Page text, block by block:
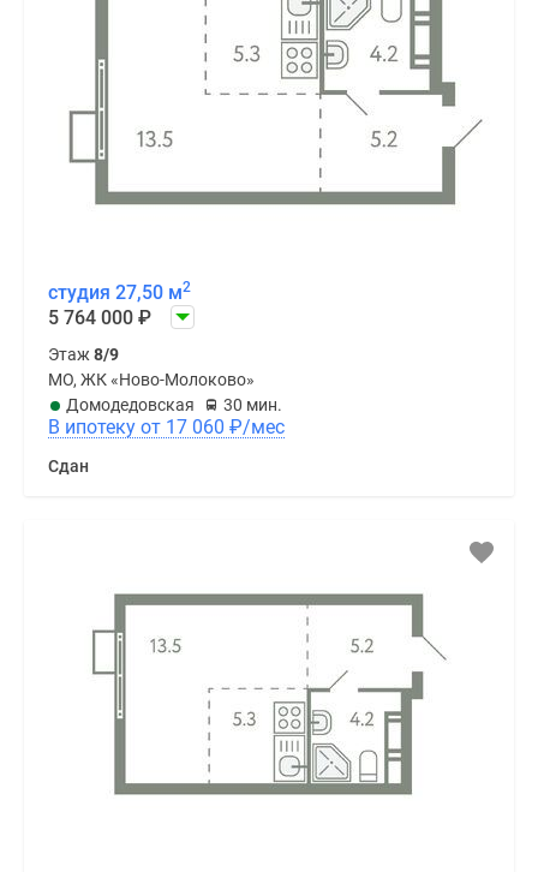
студия 27,50 м2
5 764 000 ₽
Этаж8/9
МО, ЖК «Ново-Молоково»
Домодедовская
30 мин.
В ипотеку от 17 060 ₽/мес
Сдан